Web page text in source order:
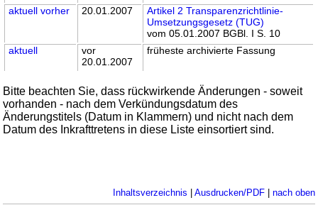
aktuell vorher 20.01.2007
Artikel 2 Transparenzrichtlinie-
Umsetzungsgesetz (TUG)
vom 05.01.2007 BGBl. I S. 10
aktuell
vor
20.01.2007
früheste archivierte Fassung
Bitte beachten Sie, dass rückwirkende Änderungen - soweit
vorhanden - nach dem Verkündungsdatum des
Änderungstitels (Datum in Klammern) und nicht nach dem
Datum des Inkrafttretens in diese Liste einsortiert sind.
Inhaltsverzeichnis | Ausdrucken/PDF| nach oben